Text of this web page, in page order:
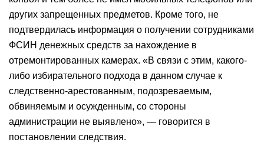
других запрещенных предметов. Кроме того, не
подтвердилась информация о получении сотрудниками
ФСИН денежных средств за нахождение в
отремонтированных камерах. «В связи с этим, какого-
либо избирательного подхода в данном случае к
следственно-арестованным, подозреваемым,
обвиняемым и осужденным, со стороны
администрации не выявлено», — говорится в
постановлении следствия.